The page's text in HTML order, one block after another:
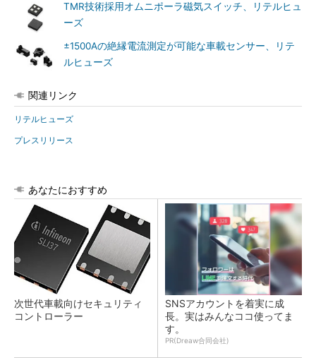
TMR技術採用オムニポーラ磁気スイッチ、リテルヒュ
ーズ
±1500Aの絶縁電流測定が可能な車載センサー、リテ
ルヒューズ
関連リンク
リテルヒューズ
プレスリリース
あなたにおすすめ
次世代車載向けセキュリティ
コントローラー
SNSアカウントを着実に成
長。実はみんなココ使ってま
す。
PR(Dreaw合同会社)